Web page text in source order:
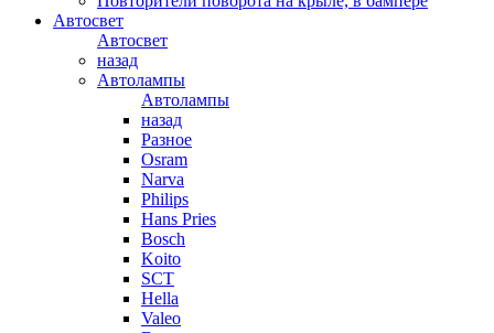
Автосвет
Автосвет
назад
Автолампы
Автолампы
назад
Разное
Osram
Narva
Philips
Hans Pries
Bosch
Koito
SCT
Hella
Valeo